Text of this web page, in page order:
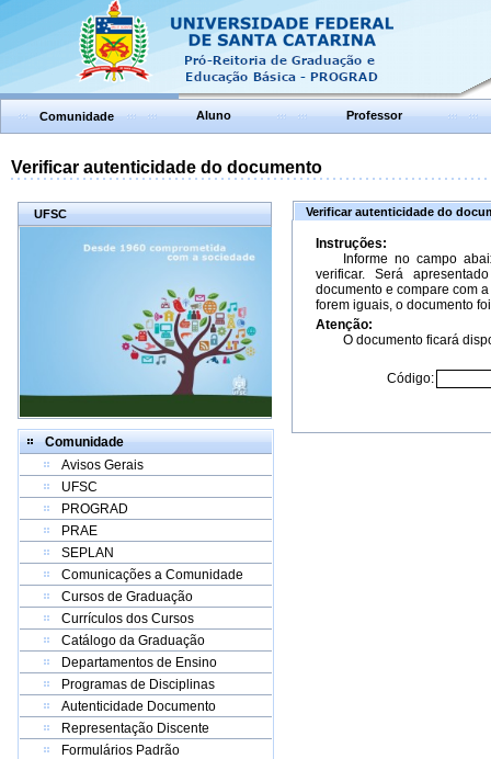
Comunidade Aluno Professor
Verificar autenticidade do documento
UFSC
Comunidade
Avisos Gerais
UFSC
PROGRAD
PRAE
SEPLAN
Comunicações a Comunidade
Cursos de Graduação
Currículos dos Cursos
Catálogo da Graduação
Departamentos de Ensino
Programas de Disciplinas
Autenticidade Documento
Representação Discente
Formulários Padrão
Verificar autenticidade do
Instruções:
Informe no campo
verificar. Será
documento e compare com
forem iguais, o documento
Atenção:
O documento ficará
Código: